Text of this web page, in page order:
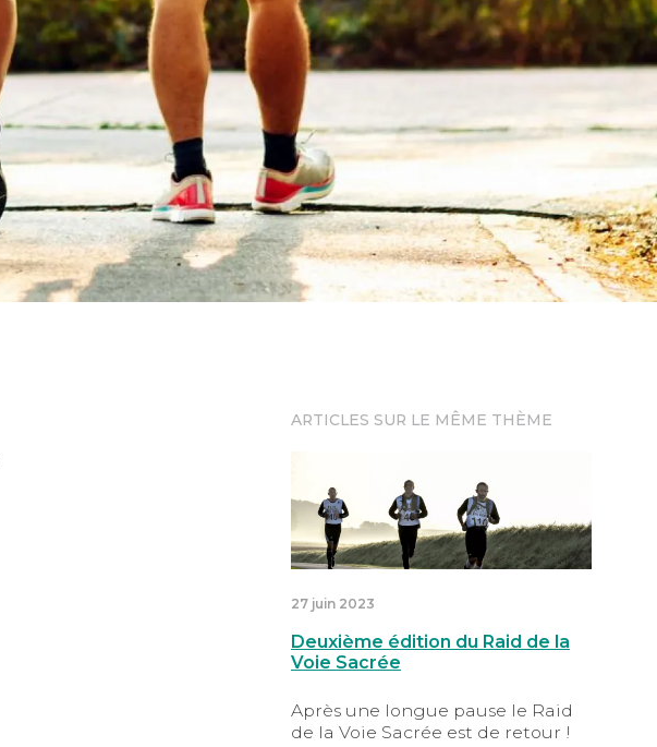
ARTICLES SUR LE MÊME THÈME
27 juin 2023
Deuxième édition du Raid de la
Voie Sacrée
Après une longue pause le Raid
de la Voie Sacrée est de retour !